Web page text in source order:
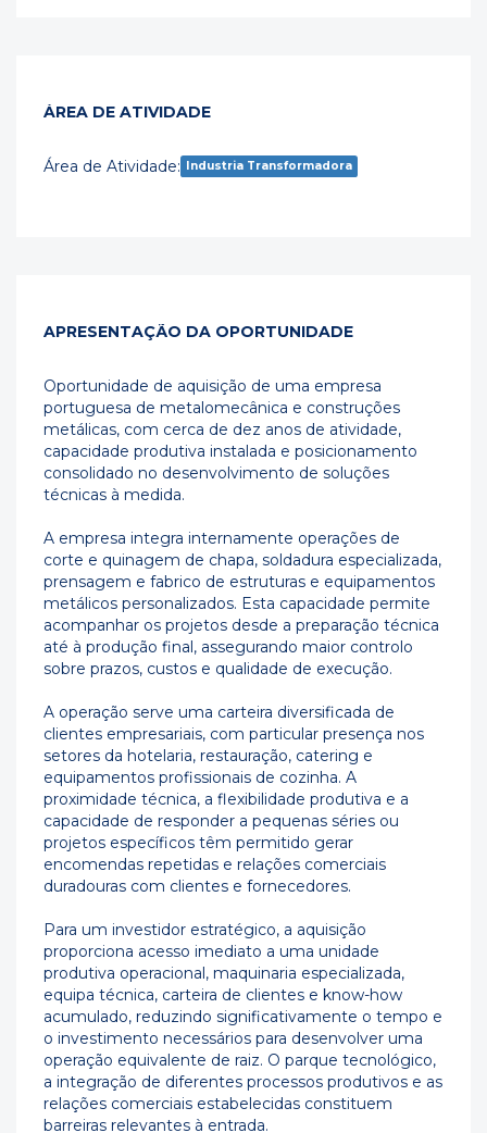
ÁREA DE ATIVIDADE
Área de Atividade: Industria Transformadora
APRESENTAÇÃO DA OPORTUNIDADE
Oportunidade de aquisição de uma empresa
portuguesa de metalomecânica e construções
metálicas, com cerca de dez anos de atividade,
capacidade produtiva instalada e posicionamento
consolidado no desenvolvimento de soluções
técnicas à medida.
A empresa integra internamente operações de
corte e quinagem de chapa, soldadura especializada,
prensagem e fabrico de estruturas e equipamentos
metálicos personalizados. Esta capacidade permite
acompanhar os projetos desde a preparação técnica
até à produção final, assegurando maior controlo
sobre prazos, custos e qualidade de execução.
A operação serve uma carteira diversificada de
clientes empresariais, com particular presença nos
setores da hotelaria, restauração, catering e
equipamentos profissionais de cozinha. A
proximidade técnica, a flexibilidade produtiva e a
capacidade de responder a pequenas séries ou
projetos específicos têm permitido gerar
encomendas repetidas e relações comerciais
duradouras com clientes e fornecedores.
Para um investidor estratégico, a aquisição
proporciona acesso imediato a uma unidade
produtiva operacional, maquinaria especializada,
equipa técnica, carteira de clientes e know-how
acumulado, reduzindo significativamente o tempo e
o investimento necessários para desenvolver uma
operação equivalente de raiz. O parque tecnológico,
a integração de diferentes processos produtivos e as
relações comerciais estabelecidas constituem
barreiras relevantes à entrada.